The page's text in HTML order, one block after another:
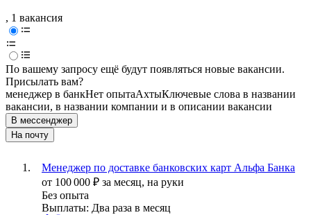
, 1 вакансия
По вашему запросу ещё будут появляться новые вакансии.
Присылать вам?
менеджер в банкНет опытаАхтыКлючевые слова в названии
вакансии, в названии компании и в описании вакансии
В мессенджер
На почту
Менеджер по доставке банковских карт Альфа Банка
от 100 000 ₽ за месяц, на руки
Без опыта
Выплаты: Два раза в месяц